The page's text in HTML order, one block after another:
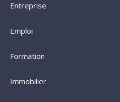
Entreprise
Emploi
Formation
Immobilier